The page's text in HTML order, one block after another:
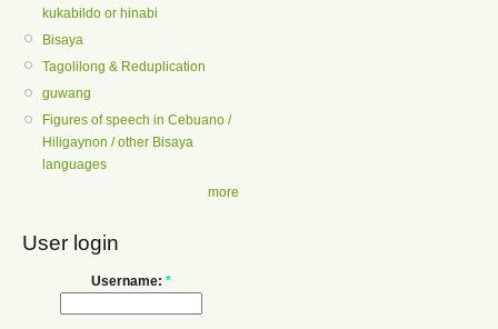
kukabildo or hinabi
Bisaya
Tagolilong & Reduplication
guwang
Figures of speech in Cebuano /
Hiligaynon / other Bisaya
languages
more
User login
Username: *